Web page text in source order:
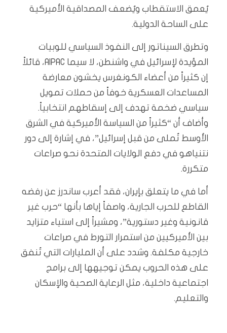
يُعمق الاستقطاب ويُضعف المصداقية الأميركية
على الساحة الدولية.
وتطرق السيناتور إلى النفوذ السياسي للوبيات
المؤيدة لإسرائيل في واشنطن، لا سيما AIPAC، قائلاً
إن كثيراً من أعضاء الكونغرس يخشون معارضة
المساعدات العسكرية خوفاً من حملات تمويل
سياسي ضخمة تهدف إلى إسقاطهم انتخابياً.
وأضاف أن “كثيراً من السياسة الأميركية في الشرق
الأوسط تُملى من قبل إسرائيل”، في إشارة إلى دور
نتنياهو في دفع الولايات المتحدة نحو صراعات
متكررة.
أما في ما يتعلق بإيران، فقد أعرب ساندرز عن رفضه
القاطع للحرب الجارية، واصفاً إياها بأنها “حرب غير
قانونية وغير دستورية”، ومشيراً إلى استياء متزايد
بين الأميركيين من استمرار التورط في صراعات
خارجية مكلفة. وشدد على أن المليارات التي تُنفق
على هذه الحروب يمكن توجيهها إلى برامج
اجتماعية داخلية، مثل الرعاية الصحية والإسكان
والتعليم.